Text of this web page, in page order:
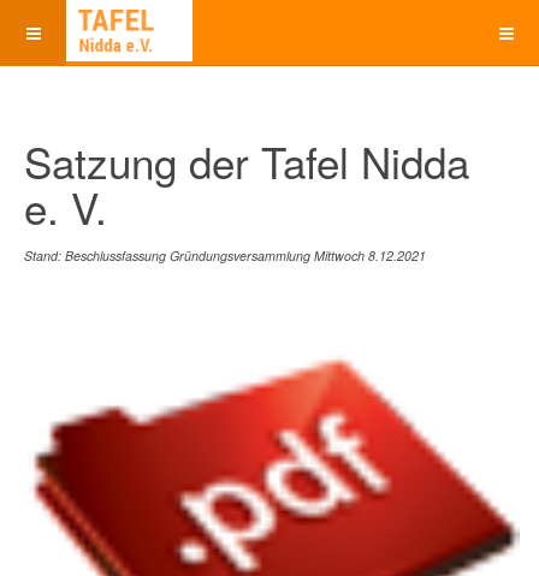
Satzung der Tafel Nidda
e. V.
Stand: Beschlussfassung Gründungsversammlung Mittwoch 8.12.2021